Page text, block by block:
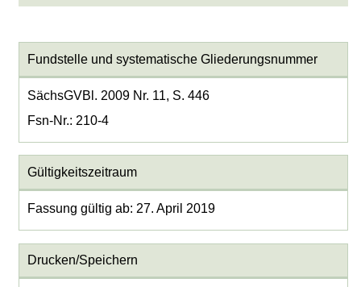
Fundstelle und systematische Gliederungsnummer
SächsGVBl. 2009 Nr. 11, S. 446
Fsn-Nr.: 210-4
Gültigkeitszeitraum
Fassung gültig ab: 27. April 2019
Drucken/Speichern